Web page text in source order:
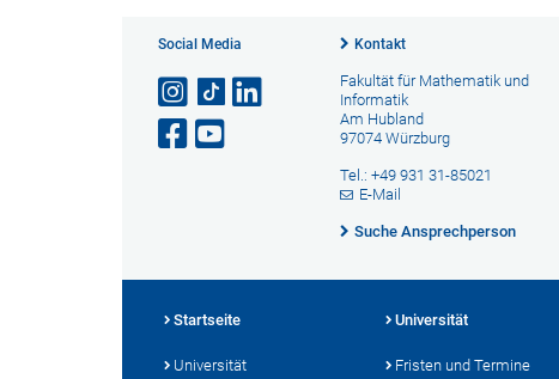
Social Media Kontakt
Fakultät für Mathematik und
Informatik
Am Hubland
97074 Würzburg
Tel.: +49 931 31-85021
E-Mail
Suche Ansprechperson
Startseite
Universität
Universität
Fristen und Termine